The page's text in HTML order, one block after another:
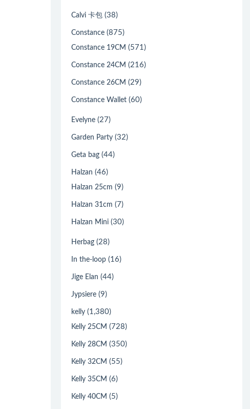
Calvi 卡包 (38)
Constance (875)
Constance 19CM (571)
Constance 24CM (216)
Constance 26CM (29)
Constance Wallet (60)
Evelyne (27)
Garden Party (32)
Geta bag (44)
Halzan (46)
Halzan 25cm (9)
Halzan 31cm (7)
Halzan Mini (30)
Herbag (28)
In the-loop (16)
Jige Elan (44)
Jypsiere (9)
kelly (1,380)
Kelly 25CM (728)
Kelly 28CM (350)
Kelly 32CM (55)
Kelly 35CM (6)
Kelly 40CM (5)